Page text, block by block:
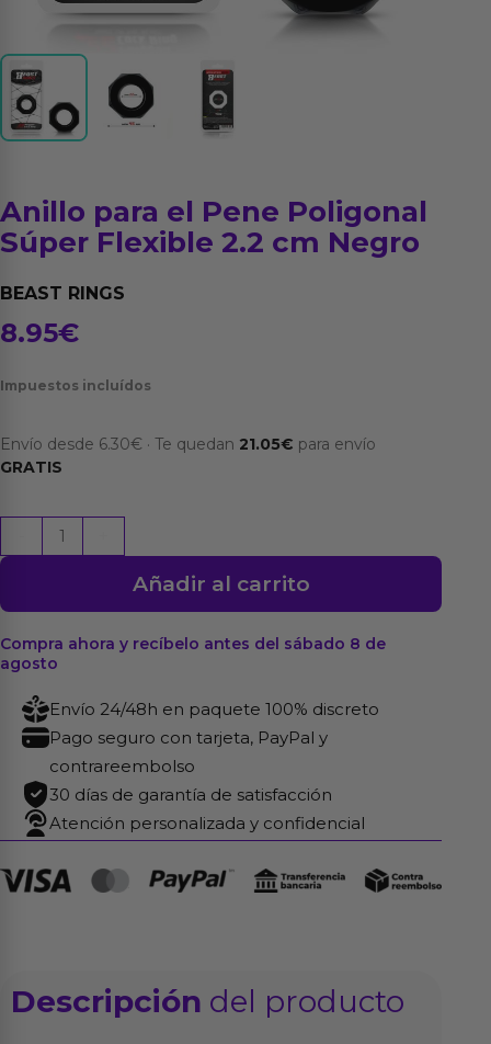
Anillo para el Pene Poligonal
Súper Flexible 2.2 cm Negro
BEAST RINGS
8.95€
Impuestos incluídos
Envío desde 6.30€ · Te quedan 21.05€ para envío
GRATIS
para
Pene
Poligonal
Súper
Flexible
2.2
Negro
cantidad
Añadir al carrito
Compra ahora y recíbelo antes del sábado 8 de
agosto
Envío 24/48h en paquete 100% discreto
Pago seguro con tarjeta, PayPal y
contrareembolso
30 días de garantía de satisfacción
Atención personalizada y confidencial
Descripción del producto